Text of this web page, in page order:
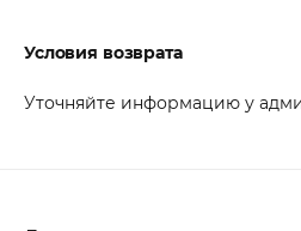
Условия возврата
Уточняйте информацию у